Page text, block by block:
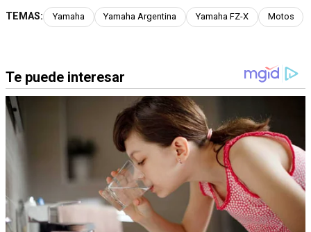
TEMAS: Yamaha Yamaha Argentina Yamaha FZ-X Motos